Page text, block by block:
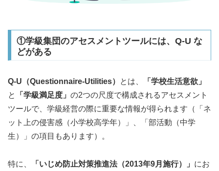
①学級集団のアセスメントツールには、Q-U な
どがある
Q-U（Questionnaire-Utilities） とは、
「学校生活意欲」
と
「学級満足度」 の2つの尺度で構成されるアセスメント
ツールで、学級経営の際に重要な情報が得られます（「ネ
ット上の侵害感（小学校高学年）」、「部活動（中学
生）」の項目もあります）。
特に、 「いじめ防止対策推進法（2013年9月施行）」 にお